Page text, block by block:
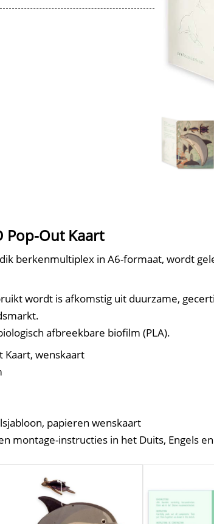
Pop-Out Kaart
berkenmultiplex in A6-formaat, wordt
wordt is afkomstig uit duurzame,
afbreekbare biofilm (PLA).
Kaart, wenskaart
papieren wenskaart
montage-instructies in het Duits, Engels